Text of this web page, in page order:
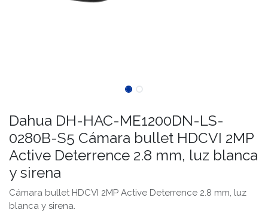
Dahua DH-HAC-ME1200DN-LS-
0280B-S5 Cámara bullet HDCVI 2MP
Active Deterrence 2.8 mm, luz blanca
y sirena
Cámara bullet HDCVI 2MP Active Deterrence 2.8 mm, luz
blanca y sirena.